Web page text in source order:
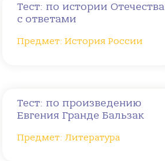
Тест: по истории Отечества
с ответами
Предмет: История России
Тест: по произведению
Евгения Гранде Бальзак
Предмет: Литература